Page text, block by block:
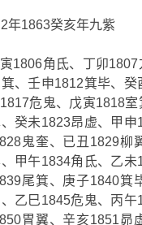
年1863癸亥年九紫
1806角氐、丁卯
、壬申1812箕毕、
危鬼、戊寅1818
癸未1823昂虚、甲
鬼奎、已丑1829柳
甲午1834角氐、乙
尾箕、庚子1840箕
乙巳1845危鬼、丙
胃翼、辛亥1851昴